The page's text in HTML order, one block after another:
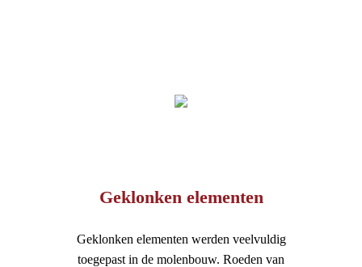
Geklonken elementen
Geklonken elementen werden veelvuldig
toegepast in de molenbouw. Roeden van